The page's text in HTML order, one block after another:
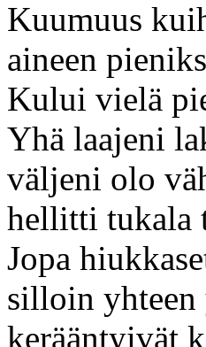
Kuumuus
aineen
Kului vielä
Yhä laajeni
väljeni olo
hellitti tukala
Jopa
silloin yhteen
kerääntyivät